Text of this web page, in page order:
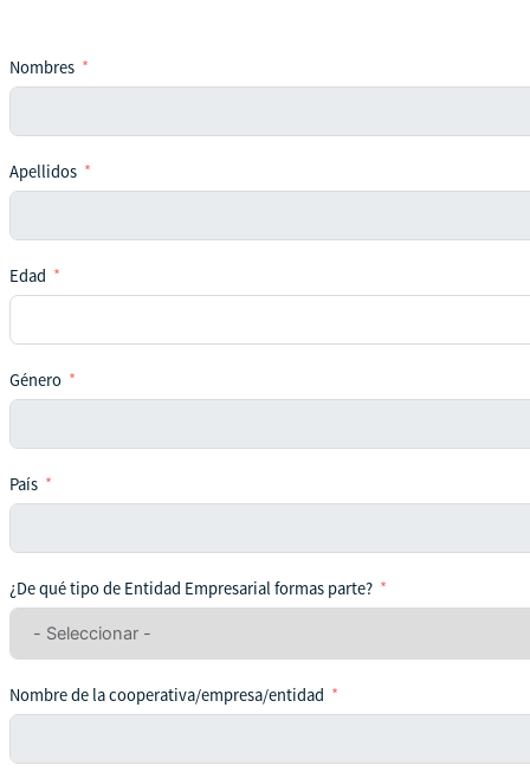
Nombres
Apellidos
Edad
Género
País
¿De qué tipo de Entidad Empresarial formas parte?
Nombre de la cooperativa/empresa/entidad